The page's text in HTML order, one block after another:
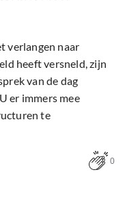
verlangen naar
heeft versneld, zijn
van de dag
er immers mee
te
0